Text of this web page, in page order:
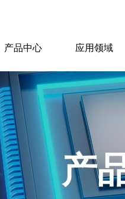
产品中心 应用领域
产